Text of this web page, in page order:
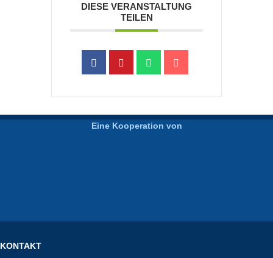
DIESE VERANSTALTUNG
TEILEN
Eine Kooperation von
KONTAKT